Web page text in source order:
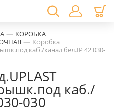
— КОРОБКА
— Коробка
каб./канал бел.IP 42 030-
каб./
030